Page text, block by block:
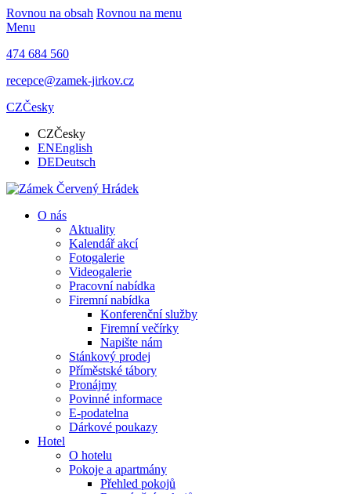
Rovnou na obsah Rovnou na menu
Menu
474 684 560
recepce@zamek-jirkov.cz
CZČesky
CZČesky
ENEnglish
DEDeutsch
O nás
Aktuality
Kalendář akcí
Fotogalerie
Videogalerie
Pracovní nabídka
Firemní nabídka
Konferenční služby
Firemní večírky
Napište nám
Stánkový prodej
Příměstské tábory
Pronájmy
Povinné informace
E-podatelna
Dárkové poukazy
Hotel
O hotelu
Pokoje a apartmány
Přehled pokojů